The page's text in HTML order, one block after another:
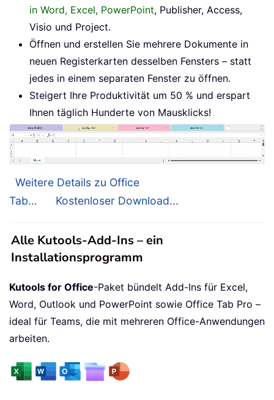
in Word, Excel, PowerPoint, Publisher, Access,
Visio und Project.
Öffnen und erstellen Sie mehrere Dokumente in
neuen Registerkarten desselben Fensters – statt
jedes in einem separaten Fenster zu öffnen.
Steigert Ihre Produktivität um 50 % und erspart
Ihnen täglich Hunderte von Mausklicks!
Weitere Details zu Office
Tab...
Kostenloser Download...
Alle Kutools-Add-Ins – ein
Installationsprogramm
Kutools for Office-Paket bündelt Add-Ins für Excel,
Word, Outlook und PowerPoint sowie Office Tab Pro –
ideal für Teams, die mit mehreren Office-Anwendungen
arbeiten.